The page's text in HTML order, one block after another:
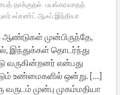
தாக்குதல் பயங்கரவாதத்
ஃப்ரண்ட் ஆஃப் இந்தியா
ஆண்டுகள் முன்பிருந்தே,
இந்துக்கள் தொடர்ந்து
வருகின்றனர் என்பது
உண்மைகளில் ஒன்று. […]
வருடம் முன்பு முகம்மதியா